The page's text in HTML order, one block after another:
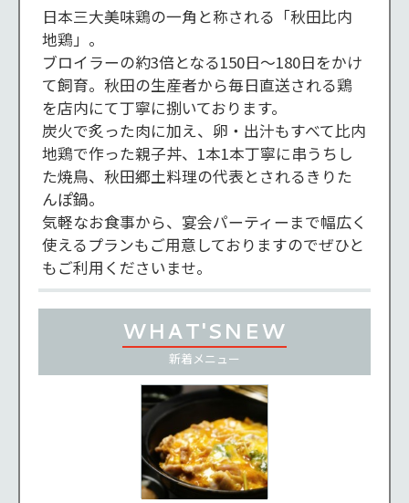
日本三大美味鶏の一角と称される「秋田比内
地鶏」。
ブロイラーの約3倍となる150日～180日をかけ
て飼育。秋田の生産者から毎日直送される鶏
を店内にて丁寧に捌いております。
炭火で炙った肉に加え、卵・出汁もすべて比内
地鶏で作った親子丼、1本1本丁寧に串うちし
た焼鳥、秋田郷土料理の代表とされるきりた
んぽ鍋。
気軽なお食事から、宴会パーティーまで幅広く
使えるプランもご用意しておりますのでぜひと
もご利用くださいませ。
WHAT'SNEW
新着メニュー